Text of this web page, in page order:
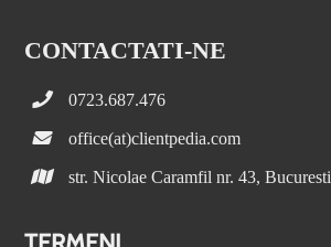
CONTACTATI-NE
0723.687.476
office(at)clientpedia.com
str. Nicolae Caramfil nr. 43, Bucuresti